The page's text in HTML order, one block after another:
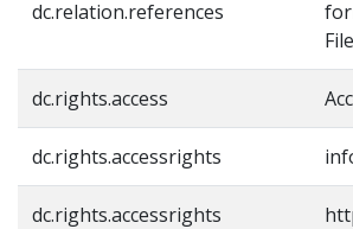
dc.relation.references
dc.rights.access
dc.rights.accessrights
dc.rights.accessrights